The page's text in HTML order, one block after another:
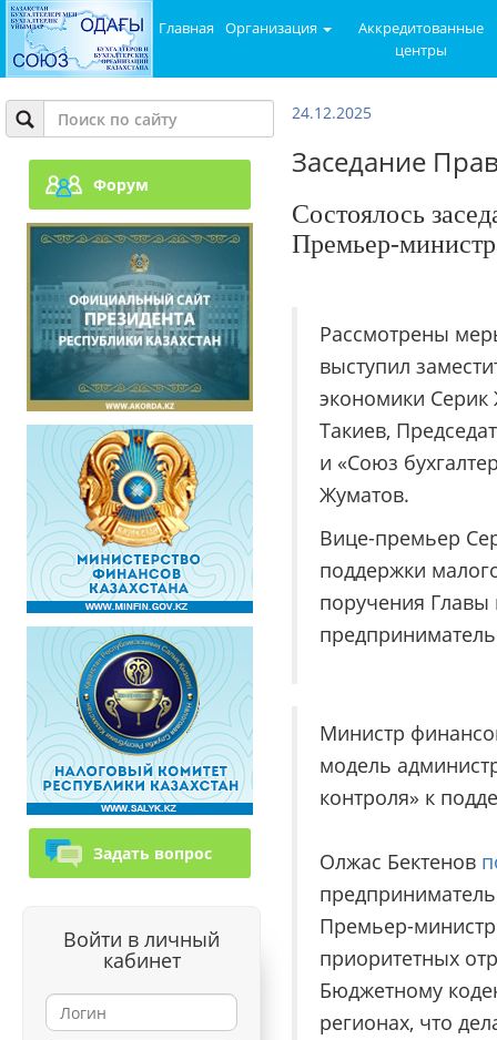
Главная Организация
Аккредитованные
центры
Форум
Задать вопрос
Войти в личный
кабинет
24.12.2025
Заседание
Состоялось
Премьер-
Рассмотрены
выступил
экономики
Такиев,
и «Союз
Жуматов.
Вице-премьер
поддержки
поручения Главы
Министр
модель
контроля» к
Олжас Бектенов
Премьер-
приоритетных
Бюджетному
регионах, что